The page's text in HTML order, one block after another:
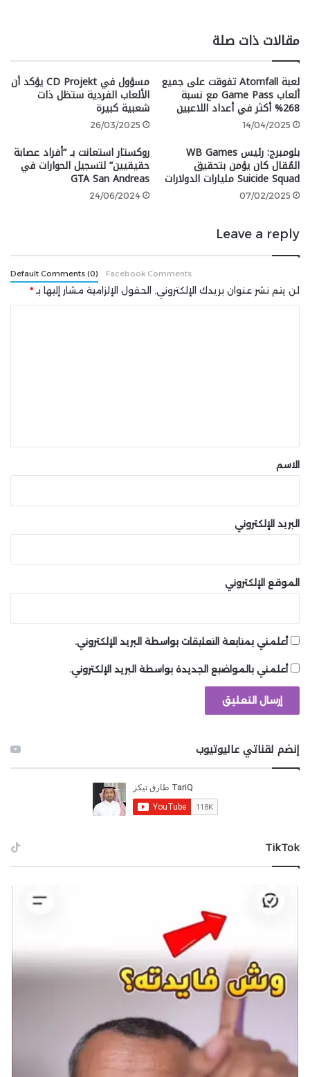
المبكرة ليست مشجعة على الإطلاق، وعلى الرغم من أن
إيجابية، إلا أن Ubisoft تحتاج إلى أن تحقق اللعبة نجاحًا ماليًا
google 2
مقالات ذات صلة
لعبة Atomfall تفوقت على جميع
ألعاب Game Pass مع نسبة
268% أكثر في أعداد اللاعبين
14/04/2025
مسؤول في CD Projekt يؤكد أن
الألعاب الفردية ستظل ذات
شعبية كبيرة
26/03/2025
بلومبرج: رئيس WB Games
المُقال كان يؤمن بتحقيق
Suicide Squad مليارات الدولارات
07/02/2025
روكستار استعانت بـ “أفراد عصابة
حقيقيين” لتسجيل الحوارات في
GTA San Andreas
24/06/2024
Leave a reply
Default Comments (0) Facebook Comments
لن يتم نشر عنوان بريدك الإلكتروني. الحقول الإلزامية مشار إليها بـ *
*الاسم
البريد الإلكتروني
الموقع الإلكتروني
أعلمني بمتابعة التعليقات بواسطة البريد الإلكتروني.
أعلمني بالمواضيع الجديدة بواسطة البريد الإلكتروني.
إنضم لقناتي عاليوتيوب
‫TikTok